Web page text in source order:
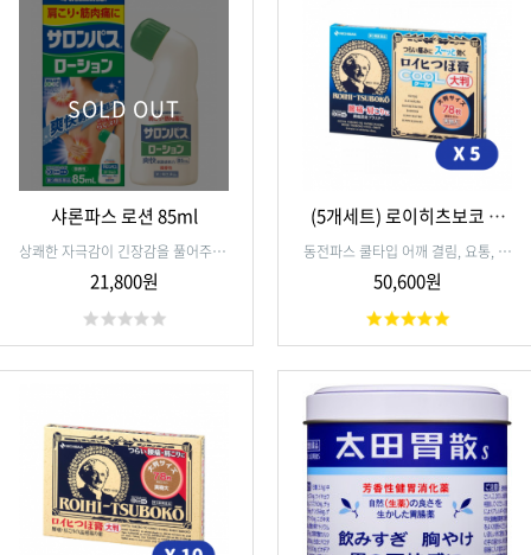
SOLD OUT
샤론파스 로션 85ml
상쾌한 자극감이 긴장감을 풀어주며,
붙이는 파스보다 넓게 도포 할 수 있
습니다. 냄새걱정이 없는 미향성이므
로 외출시에도 안심.
21,800원
(5개세트) 로이히츠보코 동
전파스 쿨타입 대형 78매입
동전파스 쿨타입 어깨 결림, 요통, 관
절통, 근육통, 근육피로,타박상,염좌
에
50,600원